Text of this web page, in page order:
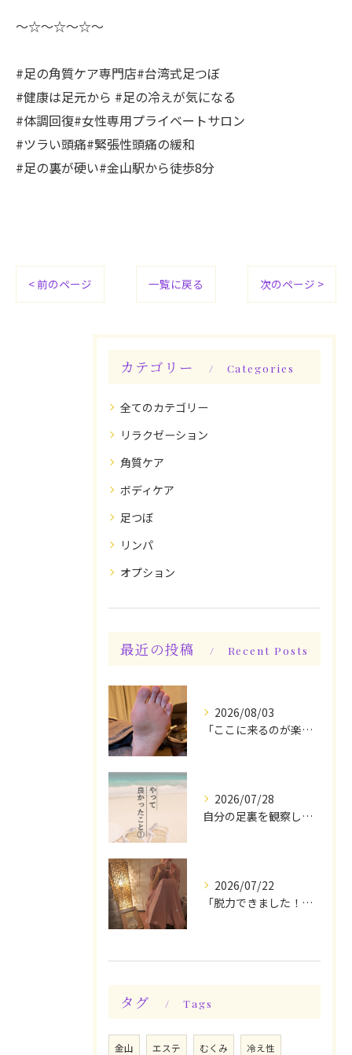
〜☆〜☆〜☆〜
#足の角質ケア専門店#台湾式足つぼ
#健康は足元から #足の冷えが気になる
#体調回復#女性専用プライベートサロン
#ツラい頭痛#緊張性頭痛の緩和
#足の裏が硬い#金山駅から徒歩8分
< 前のページ 一覧に戻る 次のページ >
カテゴリー Categories
全てのカテゴリー
リラクゼーション
角質ケア
ボディケア
足つぼ
リンパ
オプション
最近の投稿 Recent Posts
2026/08/03
「ここに来るのが楽しみです♪」と、言っていただけます◎
2026/07/28
自分の足裏を観察してみる！やって良かったぁ〜♪
2026/07/22
「脱力できました！」今日は私の時間♪全身メンテナンスデー☆
タグ Tags
金山 エステ むくみ 冷え性